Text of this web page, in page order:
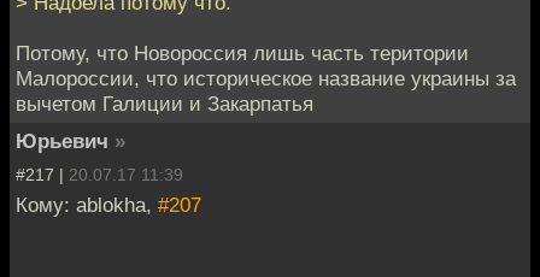
Потому, что Новороссия лишь часть територии
Малороссии, что историческое название украины за
вычетом Галиции и Закарпатья
Юрьевич »
#217 | 20.07.17 11:39
Кому: ablokha, #207